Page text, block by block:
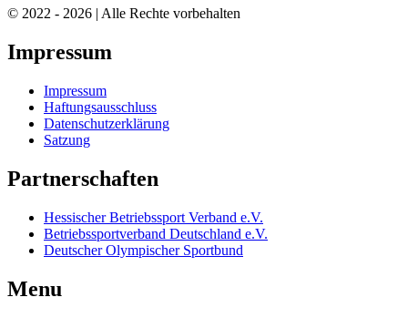
© 2022 - 2026 | Alle Rechte vorbehalten
Impressum
Impressum
Haftungsausschluss
Datenschutzerklärung
Satzung
Partnerschaften
Hessischer Betriebssport Verband e.V.
Betriebssportverband Deutschland e.V.
Deutscher Olympischer Sportbund
Menu